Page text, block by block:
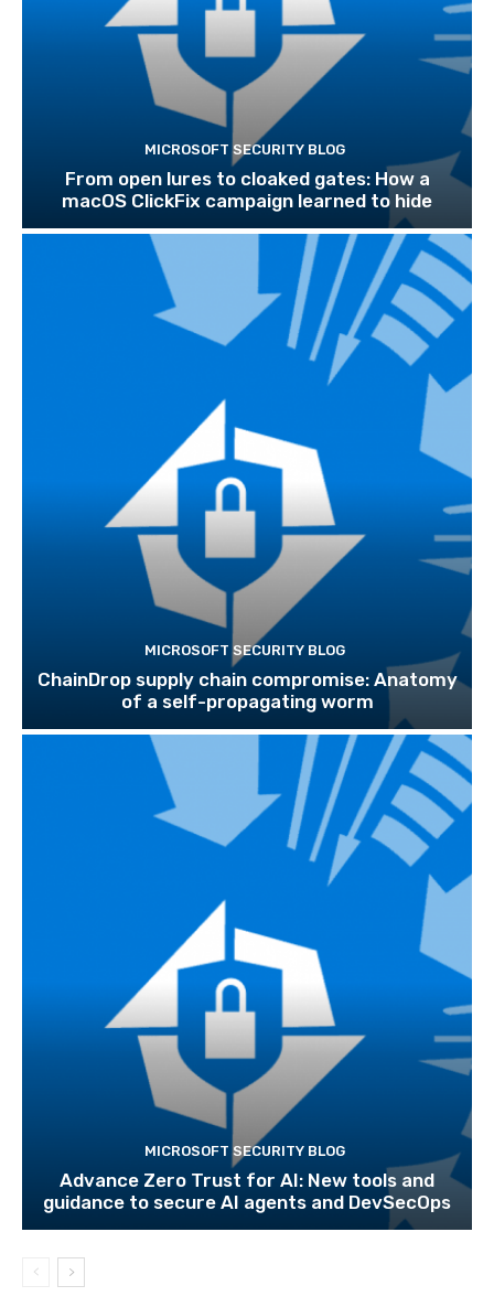
MICROSOFT SECURITY BLOG
From open lures to cloaked gates: How a
macOS ClickFix campaign learned to hide
MICROSOFT SECURITY BLOG
ChainDrop supply chain compromise: Anatomy
of a self-propagating worm
MICROSOFT SECURITY BLOG
Advance Zero Trust for AI: New tools and
guidance to secure AI agents and DevSecOps